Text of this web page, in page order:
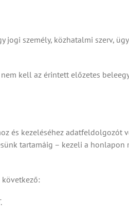
jogi személy, közhatalmi szerv,
kell az érintett előzetes
és kezeléséhez adatfeldolgozót
tartamáig – kezeli a